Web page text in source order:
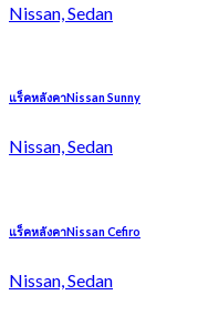
Nissan, Sedan
แร็คหลังคาNissan Sunny
Nissan, Sedan
แร็คหลังคาNissan Cefiro
Nissan, Sedan